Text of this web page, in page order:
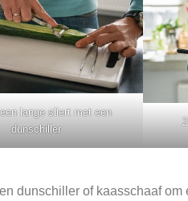
lange sliert met een
dunschiller
dunschiller of kaasschaaf